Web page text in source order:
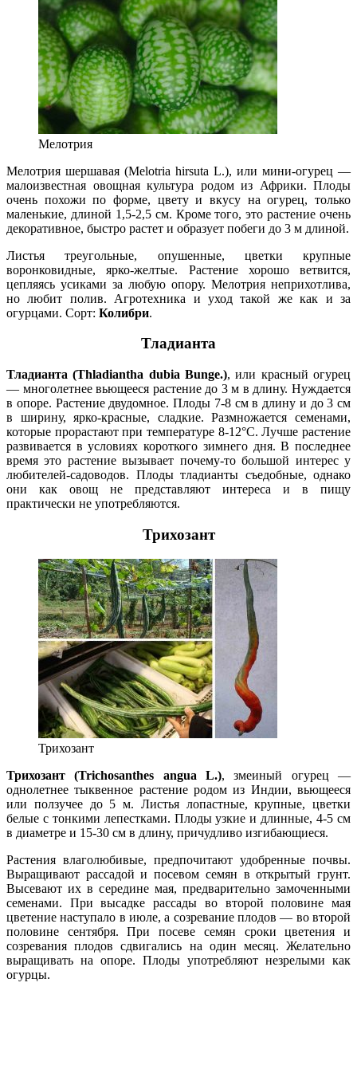
Мелотрия
Мелотрия шершавая (Melotria hirsuta L.), или мини-огурец —
малоизвестная овощная культура родом из Африки. Плоды
очень похожи по форме, цвету и вкусу на огурец, только
маленькие, длиной 1,5-2,5 см. Кроме того, это растение очень
декоративное, быстро растет и образует побеги до 3 м длиной.
Листья треугольные, опушенные, цветки крупные
воронковидные, ярко-желтые. Растение хорошо ветвится,
цепляясь усиками за любую опору. Мелотрия неприхотлива,
но любит полив. Агротехника и уход такой же как и за
огурцами. Сорт: Колибри.
Тладианта
Тладианта (Thladiantha dubia Bunge.), или красный огурец
— многолетнее вьющееся растение до 3 м в длину. Нуждается
в опоре. Растение двудомное. Плоды 7-8 см в длину и до 3 см
в ширину, ярко-красные, сладкие. Размножается семенами,
которые прорастают при температуре 8-12°С. Лучше растение
развивается в условиях короткого зимнего дня. В последнее
время это растение вызывает почему-то большой интерес у
любителей-садоводов. Плоды тладианты съедобные, однако
они как овощ не представляют интереса и в пищу
практически не употребляются.
Трихозант
Трихозант
Трихозант (Trichosanthes angua L.), змеиный огурец —
однолетнее тыквенное растение родом из Индии, вьющееся
или ползучее до 5 м. Листья лопастные, крупные, цветки
белые с тонкими лепестками. Плоды узкие и длинные, 4-5 см
в диаметре и 15-30 см в длину, причудливо изгибающиеся.
Растения влаголюбивые, предпочитают удобренные почвы.
Выращивают рассадой и посевом семян в открытый грунт.
Высевают их в середине мая, предварительно замоченными
семенами. При высадке рассады во второй половине мая
цветение наступало в июле, а созревание плодов — во второй
половине сентября. При посеве семян сроки цветения и
созревания плодов сдвигались на один месяц. Желательно
выращивать на опоре. Плоды употребляют незрелыми как
огурцы.